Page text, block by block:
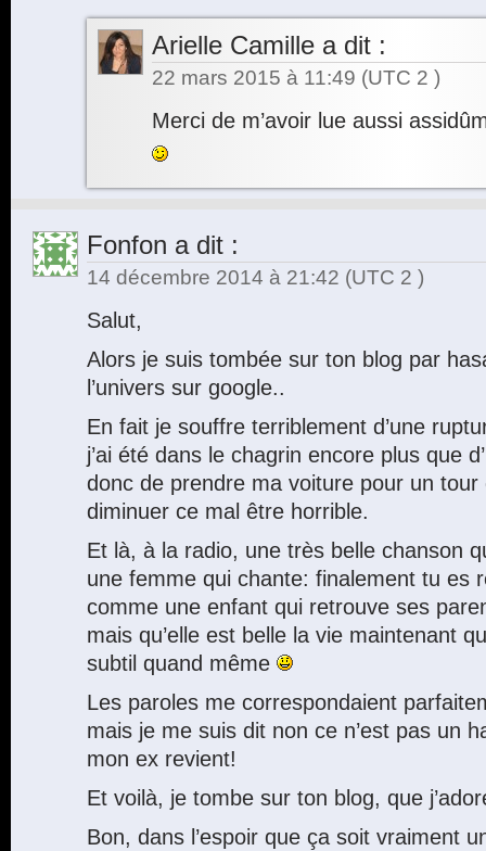
Arielle Camille a dit :
22 mars 2015 à 11:49 (UTC 2 )
Merci de m’avoir lue aussi
Fonfon a dit :
14 décembre 2014 à 21:42 (UTC 2 )
Salut,
Alors je suis tombée sur ton blog par
l’univers sur google..
En fait je souffre terriblement d’une
j’ai été dans le chagrin encore plus que
donc de prendre ma voiture pour un tour
diminuer ce mal être horrible.
Et là, à la radio, une très belle chanson
une femme qui chante: finalement tu es
comme une enfant qui retrouve ses
mais qu’elle est belle la vie maintenant
subtil quand même
Les paroles me correspondaient
mais je me suis dit non ce n’est pas un
mon ex revient!
Et voilà, je tombe sur ton blog, que
Bon, dans l’espoir que ça soit vraiment